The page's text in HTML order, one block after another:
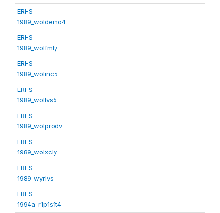
ERHS
1989_woldemo4
ERHS
1989_wolfmly
ERHS
1989_wolinc5
ERHS
1989_wollvs5
ERHS
1989_wolprodv
ERHS
1989_wolxcly
ERHS
1989_wyrlvs
ERHS
1994a_r1p1s1t4